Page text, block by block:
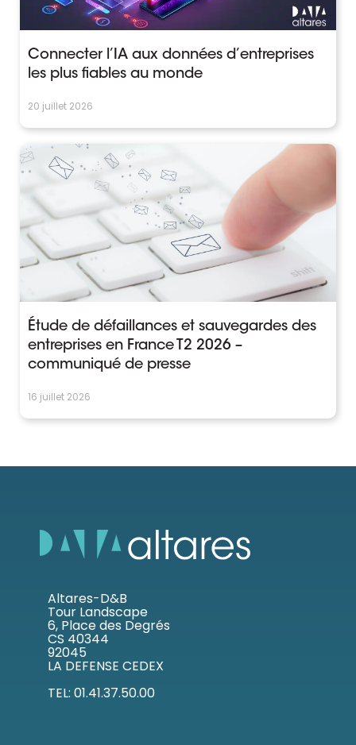
Connecter l’IA aux données d’entreprises
les plus fiables au monde
20 juillet 2026
Étude de défaillances et sauvegardes des
entreprises en France T2 2026 –
communiqué de presse
16 juillet 2026
Altares-D&B
Tour Landscape
6, Place des Degrés
CS 40344
92045
LA DEFENSE CEDEX
TEL: 01.41.37.50.00